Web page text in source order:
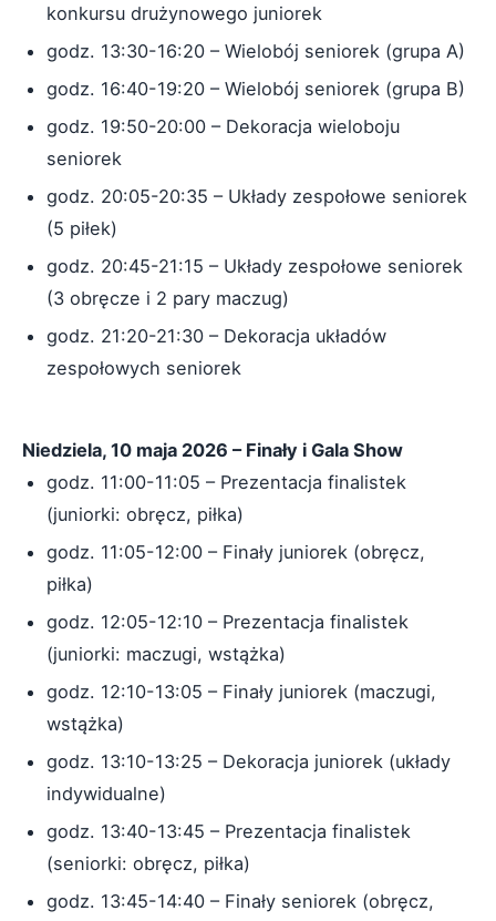
konkursu drużynowego juniorek
godz. 13:30-16:20 – Wielobój seniorek (grupa A)
godz. 16:40-19:20 – Wielobój seniorek (grupa B)
godz. 19:50-20:00 – Dekoracja wieloboju
seniorek
godz. 20:05-20:35 – Układy zespołowe seniorek
(5 piłek)
godz. 20:45-21:15 – Układy zespołowe seniorek
(3 obręcze i 2 pary maczug)
godz. 21:20-21:30 – Dekoracja układów
zespołowych seniorek
Niedziela, 10 maja 2026 – Finały i Gala Show
godz. 11:00-11:05 – Prezentacja finalistek
(juniorki: obręcz, piłka)
godz. 11:05-12:00 – Finały juniorek (obręcz,
piłka)
godz. 12:05-12:10 – Prezentacja finalistek
(juniorki: maczugi, wstążka)
godz. 12:10-13:05 – Finały juniorek (maczugi,
wstążka)
godz. 13:10-13:25 – Dekoracja juniorek (układy
indywidualne)
godz. 13:40-13:45 – Prezentacja finalistek
(seniorki: obręcz, piłka)
godz. 13:45-14:40 – Finały seniorek (obręcz,